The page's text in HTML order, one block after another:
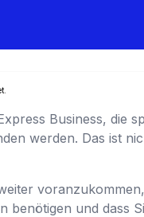
Business, die
werden. Das ist
benötigen und dass